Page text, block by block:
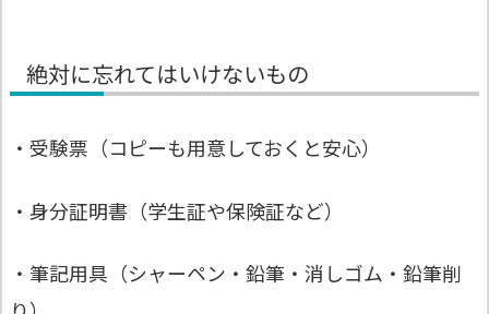
絶対に忘れてはいけないもの
・受験票（コピーも用意しておくと安心）
・身分証明書（学生証や保険証など）
・筆記用具（シャーペン・鉛筆・消しゴム・鉛筆削